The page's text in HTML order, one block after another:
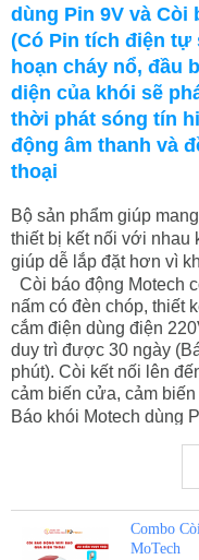
dùng Pin 9V và Còi
(Có Pin tích điện tự
hoạn cháy nổ, đầu
diện của khói sẽ
thời phát sóng tín
động âm thanh và
thoại
Bộ sản phẩm giúp
thiết bị kết nối với nhau
giúp dễ lắp đặt hơn vì
Còi báo động Motech
nấm có đèn chóp, thiết
cắm điện dùng điện
duy trì được 30 ngày
phút). Còi kết nối lên
cảm biến cửa, cảm
Báo khói Motech dùng
xuất theo quy trình
Combo
MoTech